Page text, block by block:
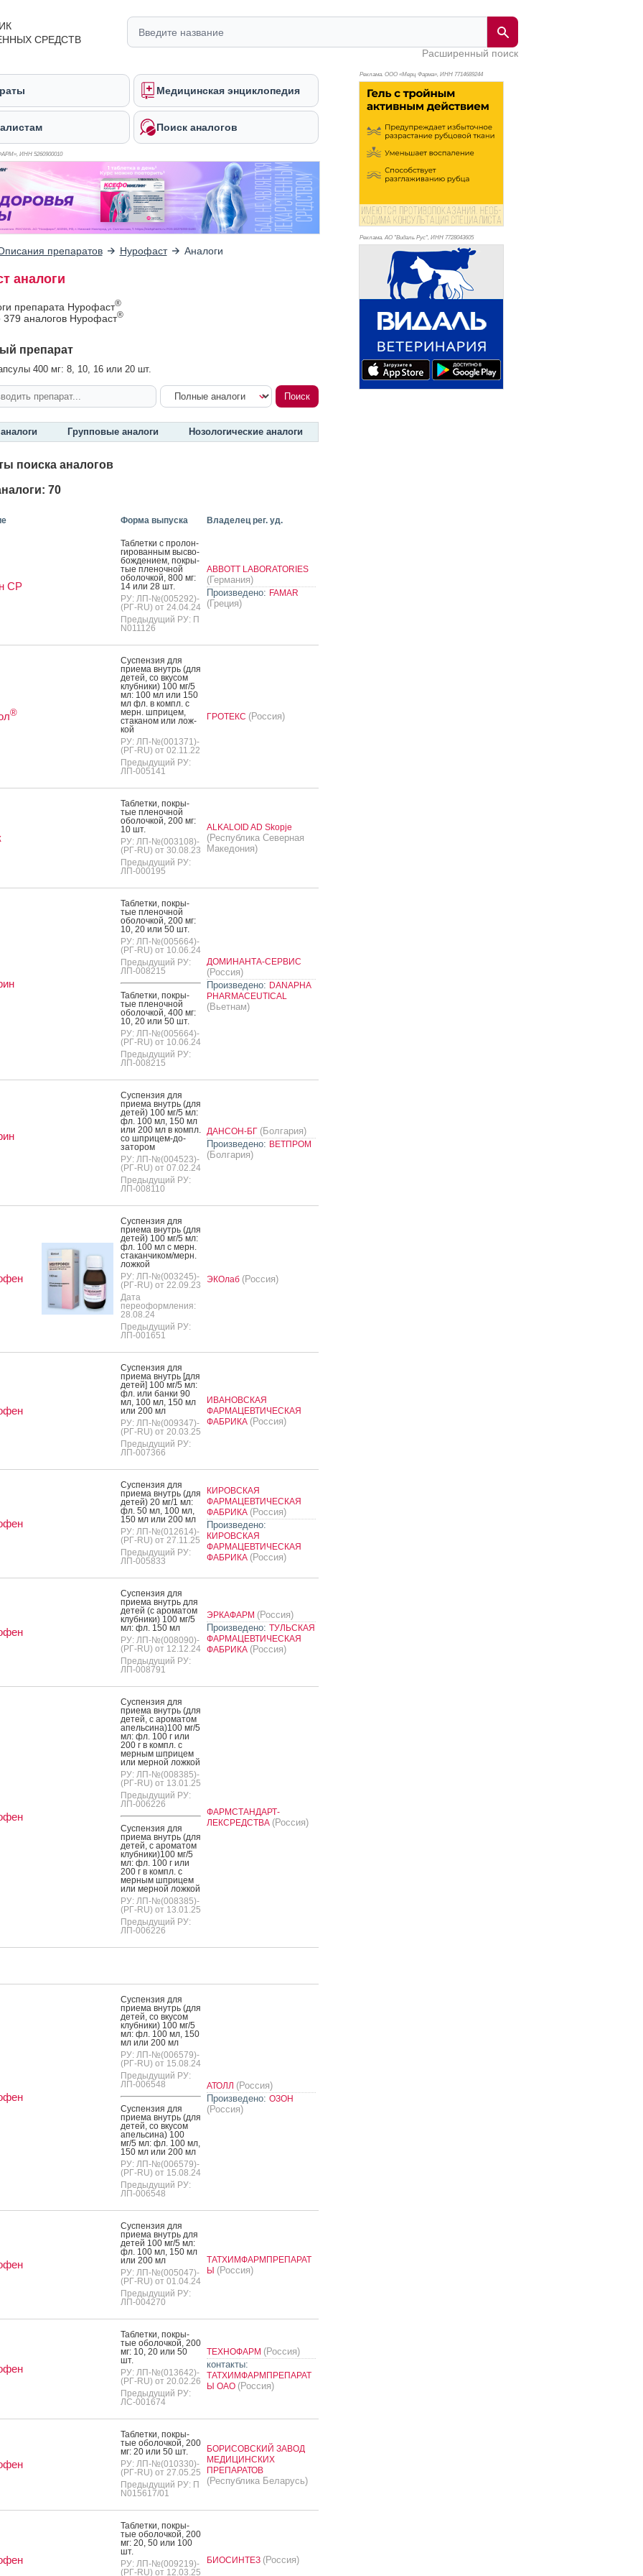
СРЕДСТВ
Расширенный поиск
Медицинская энциклопедия
Поиск аналогов
ИНН 5260900010
препаратов Нурофаст Аналоги
аналоги
препарата Нурофаст®
379 аналогов Нурофаст®
препарат
400 мг: 8, 10, 16 или 20 шт.
Групповые аналоги Нозологические аналоги
поиска аналогов
70
Форма выпуска Владелец рег. уд.
СР
Таб­летки с про­лон­
ги­рован­ным выс­во­
бож­де­ни­ем, пок­ры­
тые пле­ноч­ной
обо­лоч­кой, 800 мг:
14 или 28 шт.
РУ: ЛП-№(005292)-
(РГ-RU) от 24.04.24
Предыдущий РУ: П
N011126
ABBOTT LABORATORIES
(Германия)
Произведено: FAMAR
(Греция)
®
Сус­пензия для
при­ема внутрь (для
де­тей, со вку­сом
клуб­ни­ки) 100 мг/5
мл: 100 мл или 150
мл фл. в компл. с
мерн. шпри­цем,
ста­каном или лож­
кой
РУ: ЛП-№(001371)-
(РГ-RU) от 02.11.22
Предыдущий РУ:
ЛП-005141
ГРОТЕКС (Россия)
Таб­летки, пок­ры­
тые пле­ноч­ной
обо­лоч­кой, 200 мг:
10 шт.
РУ: ЛП-№(003108)-
(РГ-RU) от 30.08.23
Предыдущий РУ:
ЛП-000195
ALKALOID AD Skopje
(Республика Северная
Македония)
Таб­летки, пок­ры­
тые пле­ноч­ной
обо­лоч­кой, 200 мг:
10, 20 или 50 шт.
РУ: ЛП-№(005664)-
(РГ-RU) от 10.06.24
Предыдущий РУ:
ЛП-008215
Таб­летки, пок­ры­
тые пле­ноч­ной
обо­лоч­кой, 400 мг:
10, 20 или 50 шт.
РУ: ЛП-№(005664)-
(РГ-RU) от 10.06.24
Предыдущий РУ:
ЛП-008215
ДОМИНАНТА-СЕРВИС
(Россия)
Произведено: DANAPHA
PHARMACEUTICAL
(Вьетнам)
Сус­пензия для
при­ема внутрь (для
де­тей) 100 мг/5 мл:
фл. 100 мл, 150 мл
или 200 мл в компл.
со шпри­цем-до­
зато­ром
РУ: ЛП-№(004523)-
(РГ-RU) от 07.02.24
Предыдущий РУ:
ЛП-008110
ДАНСОН-БГ (Болгария)
Произведено: ВЕТПРОМ
(Болгария)
Сус­пензия для
при­ема внутрь (для
де­тей) 100 мг/5 мл:
фл. 100 мл с мерн.
ста­кан­чи­ком/мерн.
лож­кой
РУ: ЛП-№(003245)-
(РГ-RU) от 22.09.23
Дата
переоформления:
28.08.24
Предыдущий РУ:
ЛП-001651
ЭКОлаб (Россия)
Сус­пензия для
при­ема внутрь [для
де­тей] 100 мг/5 мл:
фл. или бан­ки 90
мл, 100 мл, 150 мл
или 200 мл
РУ: ЛП-№(009347)-
(РГ-RU) от 20.03.25
Предыдущий РУ:
ЛП-007366
ИВАНОВСКАЯ
ФАРМАЦЕВТИЧЕСКАЯ
ФАБРИКА (Россия)
Сус­пензия для
при­ема внутрь (для
де­тей) 20 мг/1 мл:
фл. 50 мл, 100 мл,
150 мл или 200 мл
РУ: ЛП-№(012614)-
(РГ-RU) от 27.11.25
Предыдущий РУ:
ЛП-005833
КИРОВСКАЯ
ФАРМАЦЕВТИЧЕСКАЯ
ФАБРИКА (Россия)
Произведено:
КИРОВСКАЯ
ФАРМАЦЕВТИЧЕСКАЯ
ФАБРИКА (Россия)
Сус­пензия для
при­ема внутрь для
де­тей (с аро­матом
клуб­ни­ки) 100 мг/5
мл: фл. 150 мл
РУ: ЛП-№(008090)-
(РГ-RU) от 12.12.24
Предыдущий РУ:
ЛП-008791
ЭРКАФАРМ (Россия)
Произведено: ТУЛЬСКАЯ
ФАРМАЦЕВТИЧЕСКАЯ
ФАБРИКА (Россия)
Сус­пензия для
при­ема внутрь (для
де­тей, с аро­матом
апель­си­на)100 мг/5
мл: фл. 100 г или
200 г в компл. с
мер­ным шпри­цем
или мер­ной лож­кой
РУ: ЛП-№(008385)-
(РГ-RU) от 13.01.25
Предыдущий РУ:
ЛП-006226
Сус­пензия для
при­ема внутрь (для
де­тей, с аро­матом
клуб­ни­ки)100 мг/5
мл: фл. 100 г или
200 г в компл. с
мер­ным шпри­цем
или мер­ной лож­кой
РУ: ЛП-№(008385)-
(РГ-RU) от 13.01.25
Предыдущий РУ:
ЛП-006226
ФАРМСТАНДАРТ-
ЛЕКСРЕДСТВА (Россия)
Сус­пензия для
при­ема внутрь (для
де­тей, со вку­сом
клуб­ни­ки) 100 мг/5
мл: фл. 100 мл, 150
мл или 200 мл
РУ: ЛП-№(006579)-
(РГ-RU) от 15.08.24
Предыдущий РУ:
ЛП-006548
Сус­пензия для
при­ема внутрь (для
де­тей, со вку­сом
апель­си­на) 100
мг/5 мл: фл. 100 мл,
150 мл или 200 мл
РУ: ЛП-№(006579)-
(РГ-RU) от 15.08.24
Предыдущий РУ:
ЛП-006548
АТОЛЛ (Россия)
Произведено: ОЗОН
(Россия)
Сус­пензия для
при­ема внутрь для
де­тей 100 мг/5 мл:
фл. 100 мл, 150 мл
или 200 мл
РУ: ЛП-№(005047)-
(РГ-RU) от 01.04.24
Предыдущий РУ:
ЛП-004270
ТАТХИМФАРМПРЕПАРАТ
Ы (Россия)
Таб­летки, пок­ры­
тые обо­лоч­кой, 200
мг: 10, 20 или 50
шт.
РУ: ЛП-№(013642)-
(РГ-RU) от 20.02.26
Предыдущий РУ:
ЛС-001674
ТЕХНОФАРМ (Россия)
контакты:
ТАТХИМФАРМПРЕПАРАТ
Ы ОАО (Россия)
Таб­летки, пок­ры­
тые обо­лоч­кой, 200
мг: 20 или 50 шт.
РУ: ЛП-№(010330)-
(РГ-RU) от 27.05.25
Предыдущий РУ: П
N015617/01
БОРИСОВСКИЙ ЗАВОД
МЕДИЦИНСКИХ
ПРЕПАРАТОВ
(Республика Беларусь)
Таб­летки, пок­ры­
тые обо­лоч­кой, 200
мг: 20, 50 или 100
шт.
РУ: ЛП-№(009219)-
(РГ-RU) от 12.03.25
БИОСИНТЕЗ (Россия)
Реклама. ООО «Мерц Фарма», ИНН 7714689244
Реклама. АО "Видаль Рус", ИНН 7728043605